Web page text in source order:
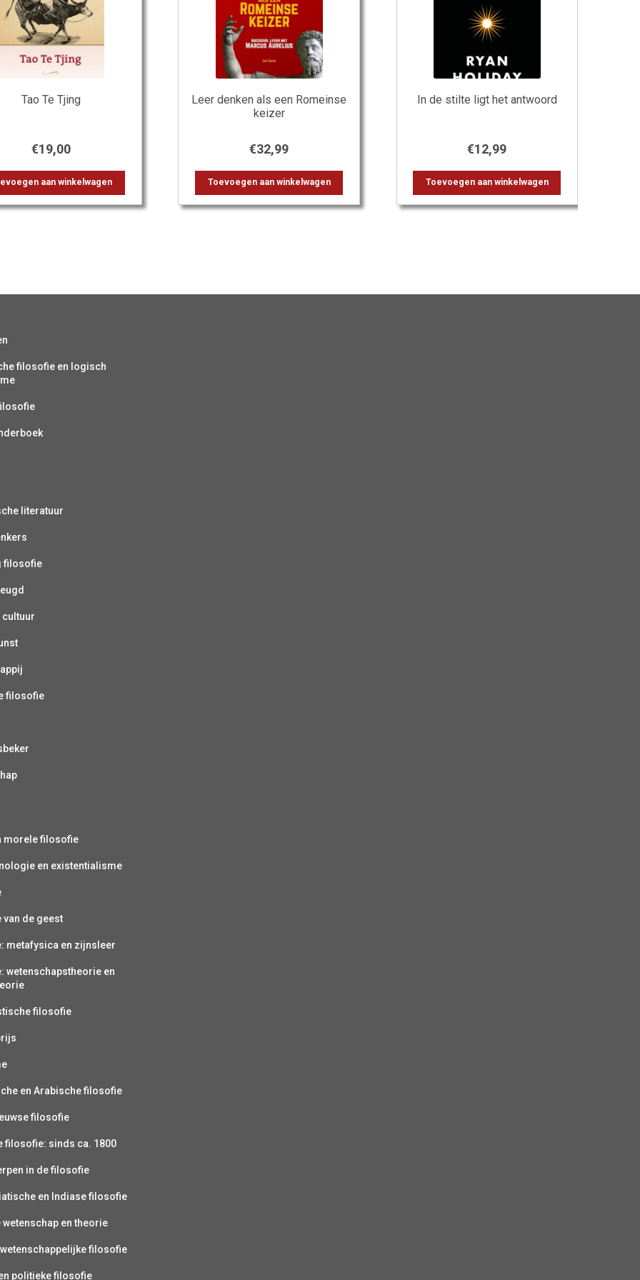
Tao Te Tjing
€19,00
aan winkelwagen
Leer denken als een Romeinse
keizer
€32,99
Toevoegen aan winkelwagen
In de stilte ligt het antwoord
€12,99
Toevoegen aan winkelwagen
filosofie en logisch
literatuur
filosofie
cultuur
filosofie
morele filosofie
en existentialisme
de geest
metafysica en zijnsleer
wetenschapstheorie en
filosofie
en Arabische filosofie
filosofie
filosofie: sinds ca. 1800
in de filosofie
en Indiase filosofie
en theorie
filosofie
politieke filosofie